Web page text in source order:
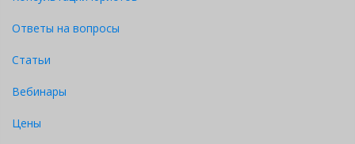
Ответы на вопросы
Статьи
Вебинары
Цены